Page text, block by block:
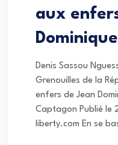
aux
Denis Sassou
Grenouilles de la
enfers de Jean
Captagon Publié
liberty.com En se